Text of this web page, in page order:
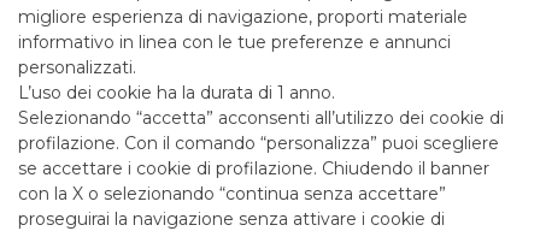
migliore esperienza di navigazione, proporti materiale
informativo in linea con le tue preferenze e annunci
personalizzati.
L’uso dei cookie ha la durata di 1 anno.
Selezionando “accetta” acconsenti all’utilizzo dei cookie di
profilazione. Con il comando “personalizza” puoi scegliere
se accettare i cookie di profilazione. Chiudendo il banner
con la X o selezionando “continua senza accettare”
proseguirai la navigazione senza attivare i cookie di
LINK UTILI
CONTATTACI
LAVORA CON NOI
SICUREZZA